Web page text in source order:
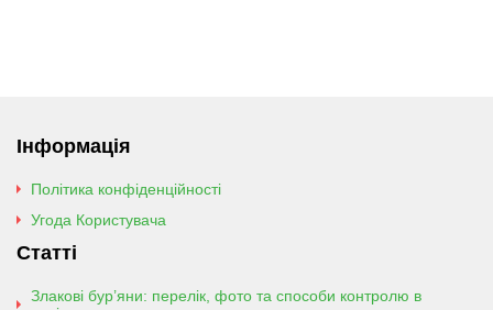
Інформація
Політика конфіденційності
Угода Користувача
Статті
Злакові бур’яни: перелік, фото та способи контролю в